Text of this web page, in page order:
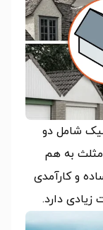
شامل دو
به هم
و کارآمدی
زیادی دارد.